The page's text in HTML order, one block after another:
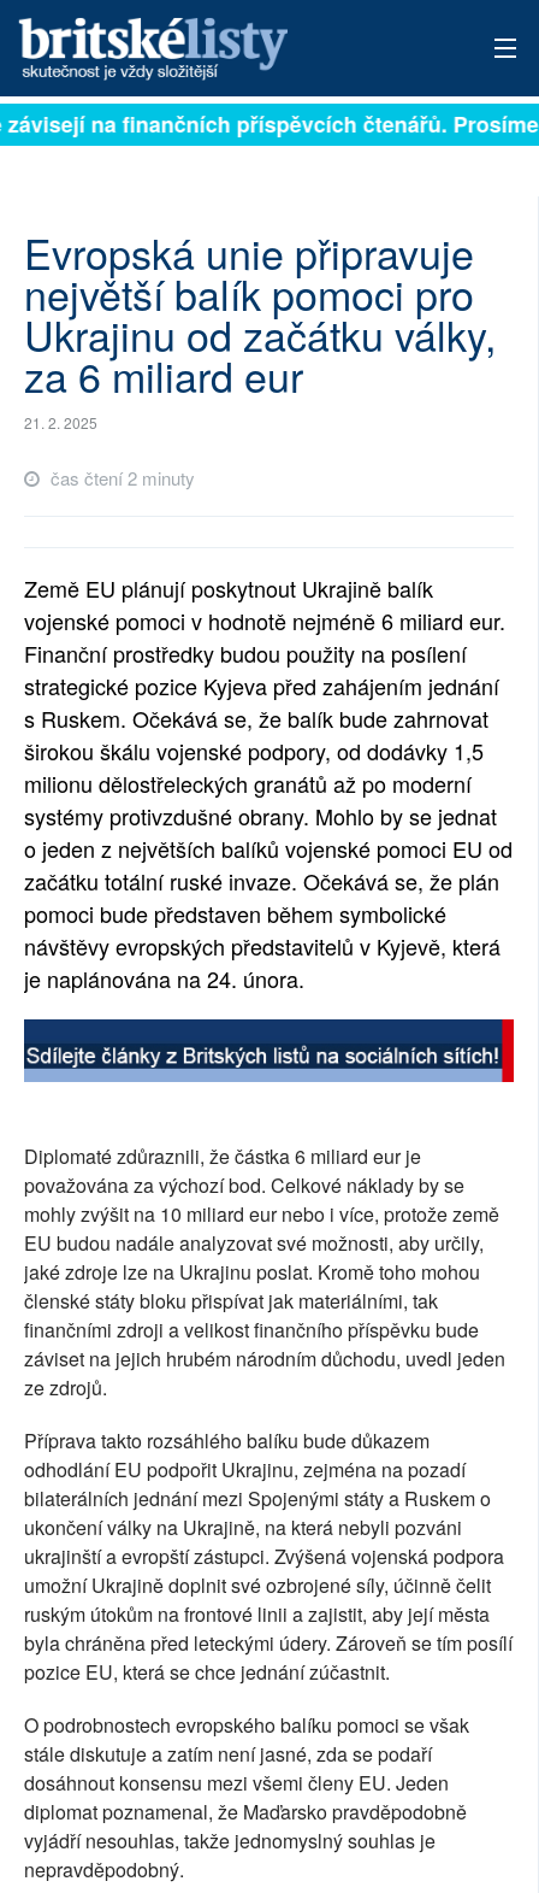
PŘIHLÁSIT
ARCHIV
ROZHOVORY
TÉMATA
RUBRIKY
PLNÁ VERZE STRÁNEK
na finančních příspěvcích čtenářů.
Evropská unie připravuje
největší balík pomoci pro
Ukrajinu od začátku války,
za 6 miliard eur
21. 2. 2025
čas čtení 2 minuty
Země EU plánují poskytnout Ukrajině balík
vojenské pomoci v hodnotě nejméně 6 miliard eur.
Finanční prostředky budou použity na posílení
strategické pozice Kyjeva před zahájením jednání
s Ruskem. Očekává se, že balík bude zahrnovat
širokou škálu vojenské podpory, od dodávky 1,5
milionu dělostřeleckých granátů až po moderní
systémy protivzdušné obrany. Mohlo by se jednat
o jeden z největších balíků vojenské pomoci EU od
začátku totální ruské invaze. Očekává se, že plán
pomoci bude představen během symbolické
návštěvy evropských představitelů v Kyjevě, která
je naplánována na 24. února.
Diplomaté zdůraznili, že částka 6 miliard eur je
považována za výchozí bod. Celkové náklady by se
mohly zvýšit na 10 miliard eur nebo i více, protože země
EU budou nadále analyzovat své možnosti, aby určily,
jaké zdroje lze na Ukrajinu poslat. Kromě toho mohou
členské státy bloku přispívat jak materiálními, tak
finančními zdroji a velikost finančního příspěvku bude
záviset na jejich hrubém národním důchodu, uvedl jeden
ze zdrojů.
Příprava takto rozsáhlého balíku bude důkazem
odhodlání EU podpořit Ukrajinu, zejména na pozadí
bilaterálních jednání mezi Spojenými státy a Ruskem o
ukončení války na Ukrajině, na která nebyli pozváni
ukrajinští a evropští zástupci. Zvýšená vojenská podpora
umožní Ukrajině doplnit své ozbrojené síly, účinně čelit
ruským útokům na frontové linii a zajistit, aby její města
byla chráněna před leteckými údery. Zároveň se tím posílí
pozice EU, která se chce jednání zúčastnit.
O podrobnostech evropského balíku pomoci se však
stále diskutuje a zatím není jasné, zda se podaří
dosáhnout konsensu mezi všemi členy EU. Jeden
diplomat poznamenal, že Maďarsko pravděpodobně
vyjádří nesouhlas, takže jednomyslný souhlas je
nepravděpodobný.